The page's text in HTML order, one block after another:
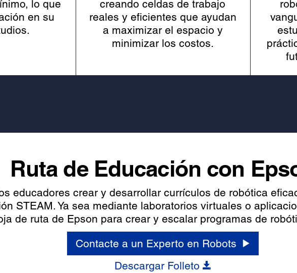
lo que
en su
creando celdas de trabajo
reales y eficientes que ayudan
a maximizar el espacio y
minimizar los costos.
Ruta de Educación con
educadores crear y desarrollar currículos de robótica
STEAM. Ya sea mediante laboratorios virtuales o
de ruta de Epson para crear y escalar programas de
Contacte a un Experto en Robots
Descargar Folleto